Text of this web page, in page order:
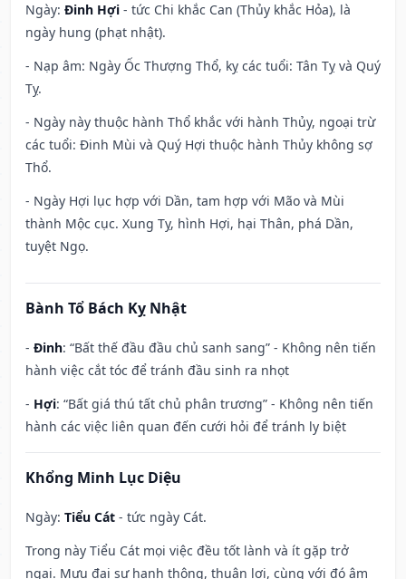
Ngày: Đinh Hợi - tức Chi khắc Can (Thủy khắc Hỏa), là
ngày hung (phạt nhật).
- Nạp âm: Ngày Ốc Thượng Thổ, kỵ các tuổi: Tân Tỵ và Quý
Tỵ.
- Ngày này thuộc hành Thổ khắc với hành Thủy, ngoại trừ
các tuổi: Đinh Mùi và Quý Hợi thuộc hành Thủy không sợ
Thổ.
- Ngày Hợi lục hợp với Dần, tam hợp với Mão và Mùi
thành Mộc cục. Xung Tỵ, hình Hợi, hại Thân, phá Dần,
tuyệt Ngọ.
Bành Tổ Bách Kỵ Nhật
- Đinh: “Bất thế đầu đầu chủ sanh sang” - Không nên tiến
hành việc cắt tóc để tránh đầu sinh ra nhọt
- Hợi: “Bất giá thú tất chủ phân trương” - Không nên tiến
hành các việc liên quan đến cưới hỏi để tránh ly biệt
Khổng Minh Lục Diệu
Ngày: Tiểu Cát - tức ngày Cát.
Trong này Tiểu Cát mọi việc đều tốt lành và ít gặp trở
ngại. Mưu đại sự hanh thông, thuận lợi, cùng với đó âm